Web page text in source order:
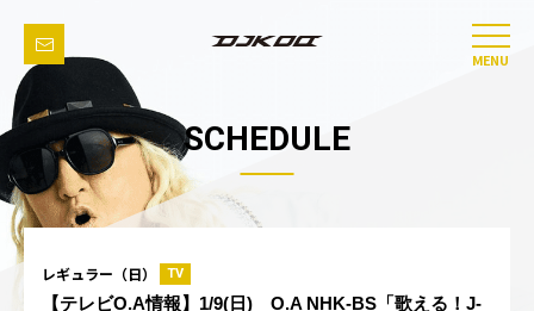
MENU
SCHEDULE
レギュラー（日）
TV
【テレビO.A情報】1/9(日) O.A NHK-BS「歌える！J-